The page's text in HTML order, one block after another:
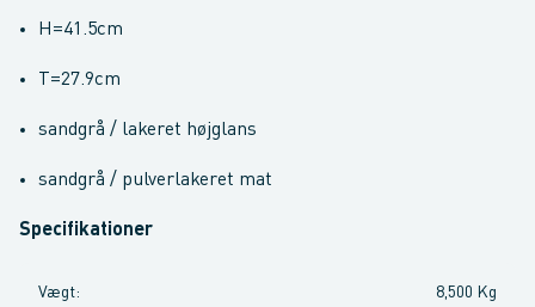
H=41.5cm
T=27.9cm
sandgrå / lakeret højglans
sandgrå / pulverlakeret mat
Specifikationer
Vægt: 8,500 Kg